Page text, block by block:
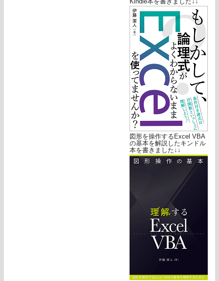
図形を操作するExcel VBA
の基本を解説したキンドル
本を書きました↓↓